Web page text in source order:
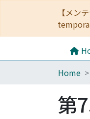
【メン
Home
第